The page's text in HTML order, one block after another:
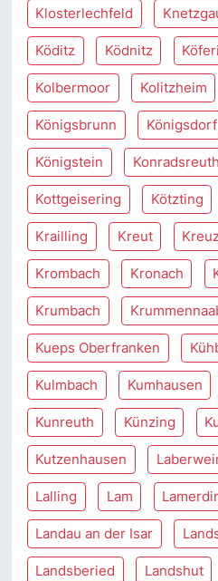
Klosterlechfeld
Köditz Ködnitz
Kolbermoor Kolitzheim
Königsbrunn Königsdorf
Königstein Konradsreuth
Kottgeisering Kötzting
Krailling Kreut
Krombach Kronach
Krumbach
Kueps Oberfranken
Kulmbach Kumhausen
Kunreuth Künzing
Kutzenhausen
Lalling Lam
Landau an der Isar
Landsberied Landshut